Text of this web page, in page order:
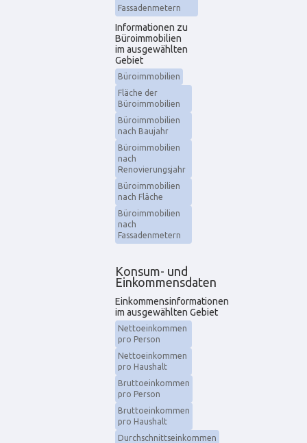
Fassadenmetern
Informationen zu
Büroimmobilien
im ausgewählten
Gebiet
Büroimmobilien
Fläche der
Büroimmobilien
Büroimmobilien
nach Baujahr
Büroimmobilien
nach
Renovierungsjahr
Büroimmobilien
nach Fläche
Büroimmobilien
nach
Fassadenmetern
Konsum- und
Einkommensdaten
Einkommensinformationen
im ausgewählten Gebiet
Nettoeinkommen
pro Person
Nettoeinkommen
pro Haushalt
Bruttoeinkommen
pro Person
Bruttoeinkommen
pro Haushalt
Durchschnittseinkommen